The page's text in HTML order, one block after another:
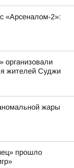
«Арсеналом-2»:
организовали
жителей Суджи
жары
прошло